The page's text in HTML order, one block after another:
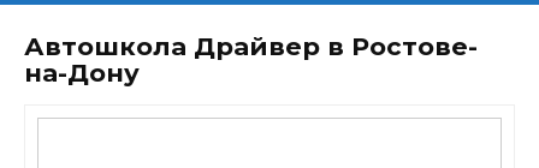
Автошкола Драйвер в Ростове-
на-Дону